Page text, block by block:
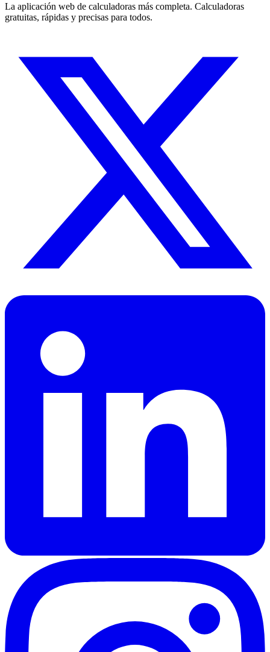
La aplicación web de calculadoras más completa. Calculadoras
gratuitas, rápidas y precisas para todos.